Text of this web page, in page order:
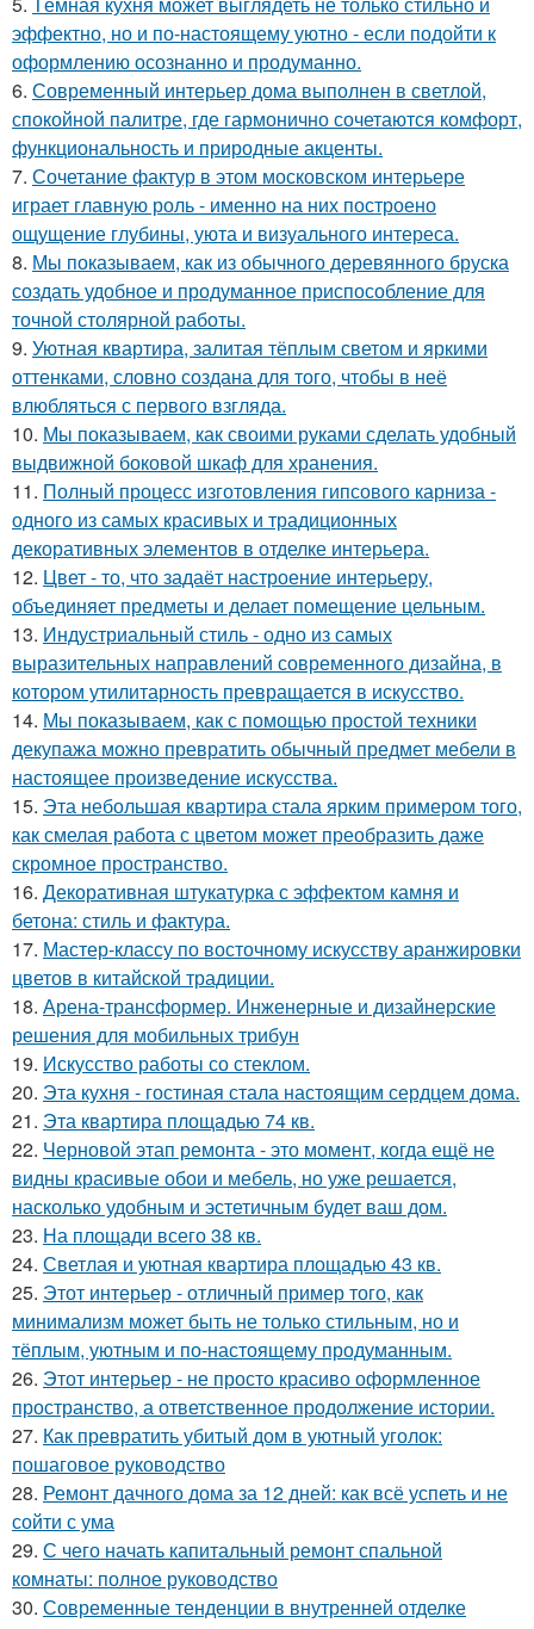
эффектно, но и по-настоящему уютно - если подойти к
оформлению осознанно и продуманно.
6. Современный интерьер дома выполнен в светлой,
спокойной палитре, где гармонично сочетаются комфорт,
функциональность и природные акценты.
7. Сочетание фактур в этом московском интерьере
играет главную роль - именно на них построено
ощущение глубины, уюта и визуального интереса.
8. Мы показываем, как из обычного деревянного бруска
создать удобное и продуманное приспособление для
точной столярной работы.
9. Уютная квартира, залитая тёплым светом и яркими
оттенками, словно создана для того, чтобы в неё
влюбляться с первого взгляда.
10. Мы показываем, как своими руками сделать удобный
выдвижной боковой шкаф для хранения.
11. Полный процесс изготовления гипсового карниза -
одного из самых красивых и традиционных
декоративных элементов в отделке интерьера.
12. Цвет - то, что задаёт настроение интерьеру,
объединяет предметы и делает помещение цельным.
13. Индустриальный стиль - одно из самых
выразительных направлений современного дизайна, в
котором утилитарность превращается в искусство.
14. Мы показываем, как с помощью простой техники
декупажа можно превратить обычный предмет мебели в
настоящее произведение искусства.
15. Эта небольшая квартира стала ярким примером того,
как смелая работа с цветом может преобразить даже
скромное пространство.
16. Декоративная штукатурка с эффектом камня и
бетона: стиль и фактура.
17. Мастер-классу по восточному искусству аранжировки
цветов в китайской традиции.
18. Арена-трансформер. Инженерные и дизайнерские
решения для мобильных трибун
19. Искусство работы со стеклом.
20. Эта кухня - гостиная стала настоящим сердцем дома.
21. Эта квартира площадью 74 кв.
22. Черновой этап ремонта - это момент, когда ещё не
видны красивые обои и мебель, но уже решается,
насколько удобным и эстетичным будет ваш дом.
23. На площади всего 38 кв.
24. Светлая и уютная квартира площадью 43 кв.
25. Этот интерьер - отличный пример того, как
минимализм может быть не только стильным, но и
тёплым, уютным и по-настоящему продуманным.
26. Этот интерьер - не просто красиво оформленное
пространство, а ответственное продолжение истории.
27. Как превратить убитый дом в уютный уголок:
пошаговое руководство
28. Ремонт дачного дома за 12 дней: как всё успеть и не
сойти с ума
29. С чего начать капитальный ремонт спальной
комнаты: полное руководство
30. Современные тенденции в внутренней отделке